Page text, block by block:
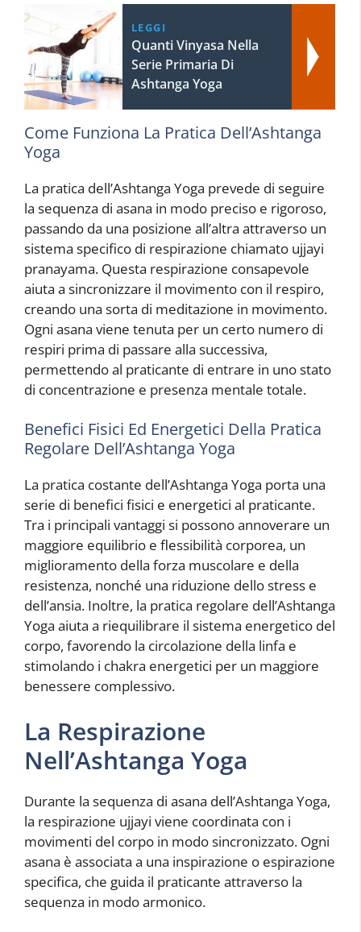
LEGGI
Quanti Vinyasa Nella
Serie Primaria Di
Ashtanga Yoga
Come Funziona La Pratica Dell’Ashtanga
Yoga
La pratica dell’Ashtanga Yoga prevede di seguire
la sequenza di asana in modo preciso e rigoroso,
passando da una posizione all’altra attraverso un
sistema specifico di respirazione chiamato ujjayi
pranayama. Questa respirazione consapevole
aiuta a sincronizzare il movimento con il respiro,
creando una sorta di meditazione in movimento.
Ogni asana viene tenuta per un certo numero di
respiri prima di passare alla successiva,
permettendo al praticante di entrare in uno stato
di concentrazione e presenza mentale totale.
Benefici Fisici Ed Energetici Della Pratica
Regolare Dell’Ashtanga Yoga
La pratica costante dell’Ashtanga Yoga porta una
serie di benefici fisici e energetici al praticante.
Tra i principali vantaggi si possono annoverare un
maggiore equilibrio e flessibilità corporea, un
miglioramento della forza muscolare e della
resistenza, nonché una riduzione dello stress e
dell’ansia. Inoltre, la pratica regolare dell’Ashtanga
Yoga aiuta a riequilibrare il sistema energetico del
corpo, favorendo la circolazione della linfa e
stimolando i chakra energetici per un maggiore
benessere complessivo.
La Respirazione
Nell’Ashtanga Yoga
Durante la sequenza di asana dell’Ashtanga Yoga,
la respirazione ujjayi viene coordinata con i
movimenti del corpo in modo sincronizzato. Ogni
asana è associata a una inspirazione o espirazione
specifica, che guida il praticante attraverso la
sequenza in modo armonico.